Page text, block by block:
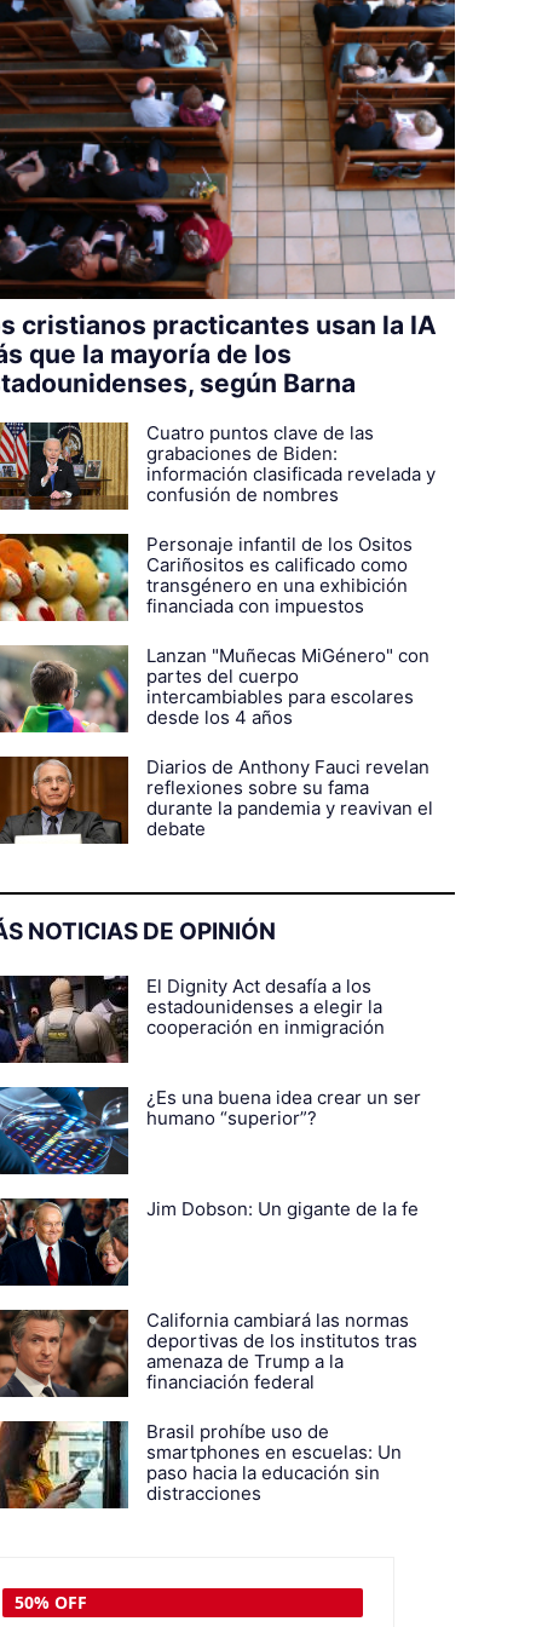
cristianos practicantes usan la IA
que la mayoría de los
según Barna
Cuatro puntos clave de las
grabaciones de Biden:
información clasificada revelada y
confusión de nombres
Personaje infantil de los Ositos
Cariñositos es calificado como
transgénero en una exhibición
financiada con impuestos
Lanzan "Muñecas MiGénero" con
partes del cuerpo
intercambiables para escolares
desde los 4 años
Diarios de Anthony Fauci revelan
reflexiones sobre su fama
durante la pandemia y reavivan el
debate
NOTICIAS DE OPINIÓN
El Dignity Act desafía a los
estadounidenses a elegir la
cooperación en inmigración
¿Es una buena idea crear un ser
humano “superior”?
Jim Dobson: Un gigante de la fe
California cambiará las normas
deportivas de los institutos tras
amenaza de Trump a la
financiación federal
Brasil prohíbe uso de
smartphones en escuelas: Un
paso hacia la educación sin
distracciones
50% OFF
50% OFF